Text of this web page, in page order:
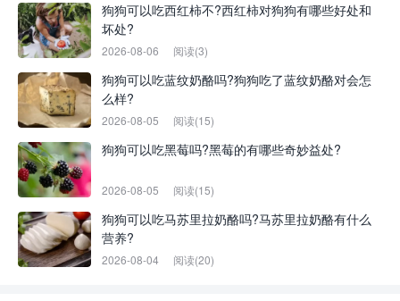
狗狗可以吃西红柿不?西红柿对狗狗有哪些好处和
坏处?
2026-08-06 阅读(3)
狗狗可以吃蓝纹奶酪吗?狗狗吃了蓝纹奶酪对会怎
么样?
2026-08-05 阅读(15)
狗狗可以吃黑莓吗?黑莓的有哪些奇妙益处?
2026-08-05 阅读(15)
狗狗可以吃马苏里拉奶酪吗?马苏里拉奶酪有什么
营养?
2026-08-04 阅读(20)